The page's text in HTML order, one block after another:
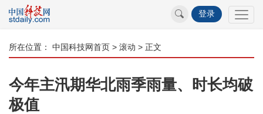
登录
所在位置： 中国科技网首页 > 滚动 > 正文
今年主汛期华北雨季雨量、时长均破
极值